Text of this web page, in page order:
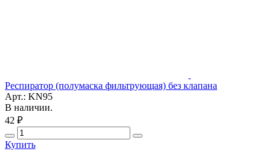
Респиратор (полумаска фильтрующая) без клапана
Арт.: KN95
В наличии.
42 ₽
Купить